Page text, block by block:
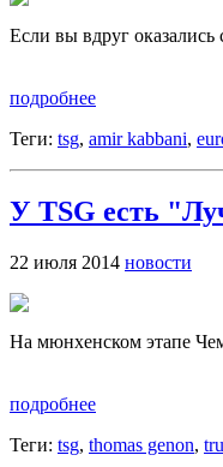
Если вы вдруг оказались
подробнее
Теги: tsg, amir kabbani,
У TSG есть
22 июля 2014 новости
На мюнхенском этапе
подробнее
Теги: tsg, thomas genon,